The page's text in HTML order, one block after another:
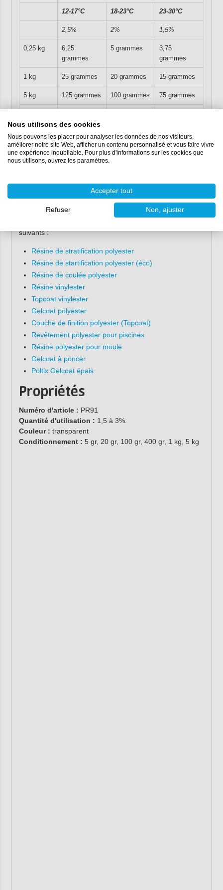
12-17°C 18-23°C 23-30°C
2,5% 2% 1,5%
0,25 kg
6,25
grammes
5 grammes
3,75
grammes
1 kg 25 grammes 20 grammes 15 grammes
5 kg 125 grammes 100 grammes 75 grammes
500 grammes
210 kg
5.250
grammes
4.200
3.150
A quoi peut servir ce
durcisseur ?
suivants :
Résine de stratification polyester
Résine de startification polyester (éco)
Résine de coulée polyester
Résine vinylester
Topcoat vinylester
Gelcoat polyester
Couche de finition polyester (Topcoat)
Revêtement polyester pour piscines
Résine polyester pour moule
Gelcoat à poncer
Poltix Gelcoat épais
Propriétés
Numéro d'article : PR91
Quantité d'utilisation : 1,5 à 3%.
Couleur : transparent
Conditionnement : 5 gr, 20 gr, 100 gr, 400 gr, 1 kg, 5 kg
Nous utilisons des cookies
Nous pouvons les placer pour analyser les données de nos visiteurs,
améliorer notre site Web, afficher un contenu personnalisé et vous faire vivre
une expérience inoubliable. Pour plus d'informations sur les cookies que
nous utilisons, ouvrez les paramètres.
Accepter tout
Refuser Non, ajuster